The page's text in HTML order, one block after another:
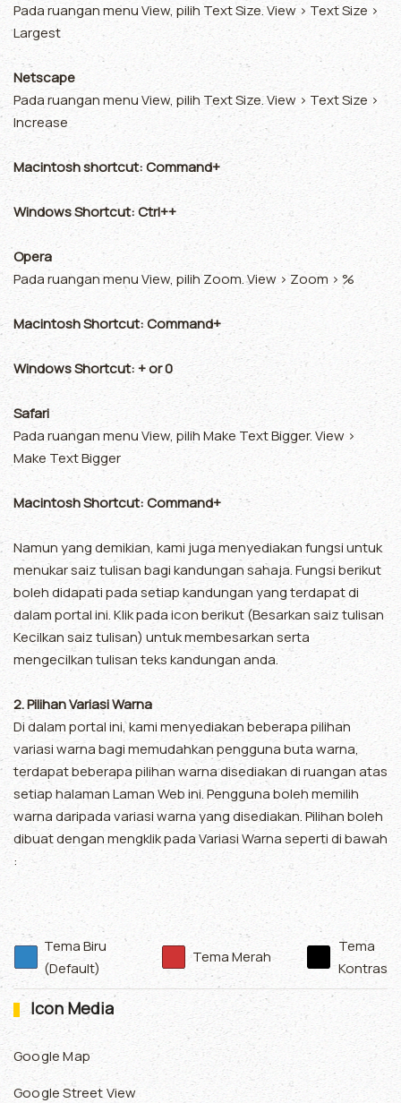
Pada ruangan menu View, pilih Text Size. View > Text Size >
Largest
Netscape
Pada ruangan menu View, pilih Text Size. View > Text Size >
Increase
Macintosh shortcut: Command+
Windows Shortcut: Ctrl++
Opera
Pada ruangan menu View, pilih Zoom. View > Zoom > %
Macintosh Shortcut: Command+
Windows Shortcut: + or 0
Safari
Pada ruangan menu View, pilih Make Text Bigger. View >
Make Text Bigger
Macintosh Shortcut: Command+
Namun yang demikian, kami juga menyediakan fungsi untuk
menukar saiz tulisan bagi kandungan sahaja. Fungsi berikut
boleh didapati pada setiap kandungan yang terdapat di
dalam portal ini. Klik pada icon berikut (Besarkan saiz tulisan
Kecilkan saiz tulisan) untuk membesarkan serta
mengecilkan tulisan teks kandungan anda.
2. Pilihan Variasi Warna
Di dalam portal ini, kami menyediakan beberapa pilihan
variasi warna bagi memudahkan pengguna buta warna,
terdapat beberapa pilihan warna disediakan di ruangan atas
setiap halaman Laman Web ini. Pengguna boleh memilih
warna daripada variasi warna yang disediakan. Pilihan boleh
dibuat dengan mengklik pada Variasi Warna seperti di bawah
:
Tema Biru
(Default)
Tema Merah
Tema
Kontras
Icon Media
Google Map
Google Street View